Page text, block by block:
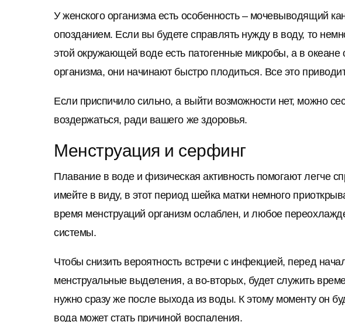
У женского организма есть особенность – мочевыводящий
опозданием. Если вы будете справлять нужду в воду, то
этой окружающей воде есть патогенные микробы, а в
организма, они начинают быстро плодиться. Все это
Если приспичило сильно, а выйти возможности нет, можно
воздержаться, ради вашего же здоровья.
Менструация и серфинг
Плавание в воде и физическая активность помогают легче
имейте в виду, в этот период шейка матки немного
время менструаций организм ослаблен, и любое
системы.
Чтобы снизить вероятность встречи с инфекцией, перед
менструальные выделения, а во-вторых, будет служить
нужно сразу же после выхода из воды. К этому моменту он
вода может стать причиной воспаления.